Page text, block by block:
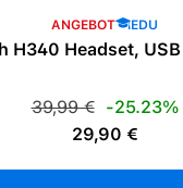
ANGEBOT EDU
H340 Headset,
Regulärer Preis:
39,99 €
-25.23%
29,90 €